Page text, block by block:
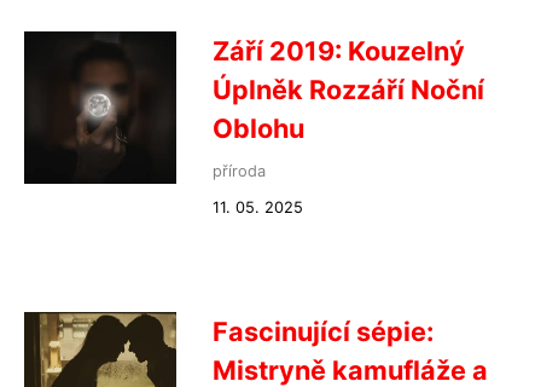
Září 2019: Kouzelný
Úplněk Rozzáří Noční
Oblohu
příroda
11. 05. 2025
Fascinující sépie:
Mistryně kamufláže a